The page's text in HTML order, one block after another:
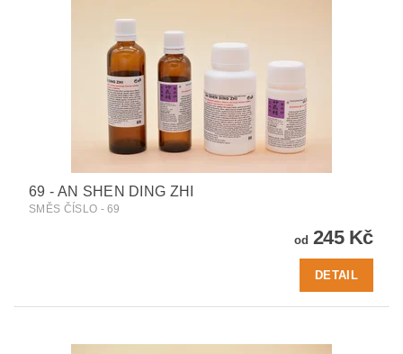
69 - AN SHEN DING ZHI
SMĚS ČÍSLO - 69
od 245 Kč
DETAIL